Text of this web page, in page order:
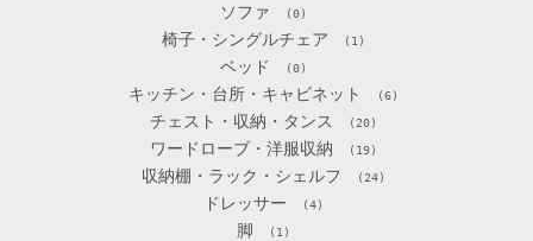
ソファ (0)
椅子・シングルチェア (1)
ベッド (0)
キッチン・台所・キャビネット (6)
チェスト・収納・タンス (20)
ワードローブ・洋服収納 (19)
収納棚・ラック・シェルフ (24)
ドレッサー (4)
脚 (1)